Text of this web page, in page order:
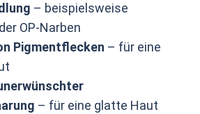
– beispielsweise
OP-Narben
Pigmentflecken – für eine
– für eine glatte Haut